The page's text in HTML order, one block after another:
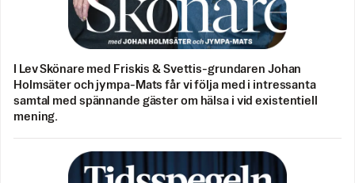
I Lev Skönare med Friskis & Svettis-grundaren Johan
Holmsäter och jympa-Mats får vi följa med i intressanta
samtal med spännande gäster om hälsa i vid existentiell
mening.